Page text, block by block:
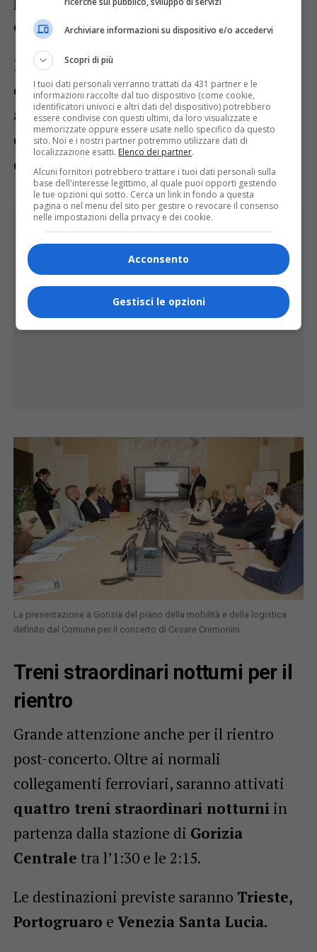
complessive.
Il biglietto andata e ritorno costerà
euro, acquistabile nelle rivendite
autorizzate. Previsto un sovrapprezzo di
europer chi acquisterà il ticket
direttamente a bordo.
La presentazione a Gorizia del piano della mobilità e della logistica
definito dal Comune per il concerto di Cesare Cremonini
Treni straordinari notturni per il
rientro
Grande attenzione anche per il rientro
post-concerto. Oltre ai normali
collegamenti ferroviari, saranno attivati
quattro treni straordinari notturni in
partenza dalla stazione di Gorizia
Centrale tra l’1:30 e le 2:15.
Le destinazioni previste saranno Trieste,
Portogruaro e Venezia Santa Lucia.
Archiviare informazioni su dispositivo e/o accedervi
Scopri di più
I tuoi dati personali verranno trattati da 431 partner e le
informazioni raccolte dal tuo dispositivo (come cookie,
identificatori univoci e altri dati del dispositivo) potrebbero
essere condivise con questi ultimi, da loro visualizzate e
memorizzate oppure essere usate nello specifico da questo
sito. Noi e i nostri partner potremmo utilizzare dati di
localizzazione esatti. Elenco dei partner.
Alcuni fornitori potrebbero trattare i tuoi dati personali sulla
base dell'interesse legittimo, al quale puoi opporti gestendo
le tue opzioni qui sotto. Cerca un link in fondo a questa
pagina o nel menu del sito per gestire o revocare il consenso
nelle impostazioni della privacy e dei cookie.
Acconsento
Gestisci le opzioni